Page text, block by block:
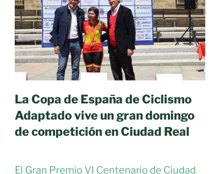
La Copa de España de Ciclismo
Adaptado vive un gran domingo
de competición en Ciudad Real
El Gran Premio VI Centenario de Ciudad